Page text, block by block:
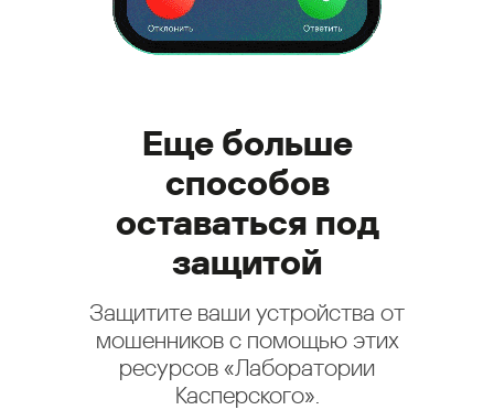
Еще больше
способов
оставаться под
защитой
Защитите ваши устройства от
мошенников с помощью этих
ресурсов «Лаборатории
Касперского».